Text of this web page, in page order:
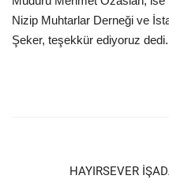
Nizip Muhtarlar Derneği ve
Şeker, teşekkür ediyoruz dedi.
HAYIRSEVER